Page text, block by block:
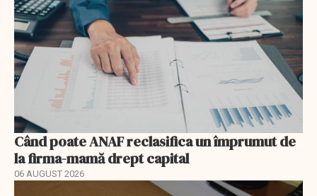
Când poate ANAF reclasifica un împrumut de
la firma-mamă drept capital
06 AUGUST 2026